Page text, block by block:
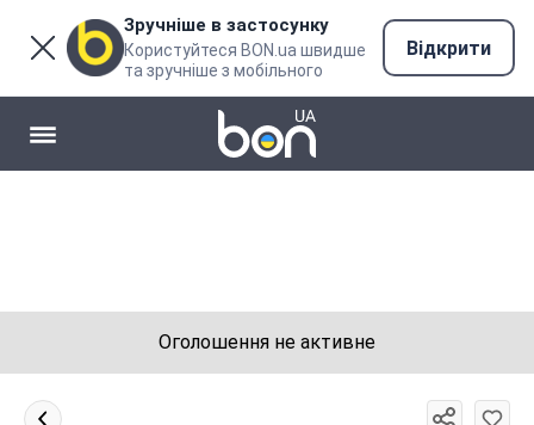
Зручніше в застосунку
Користуйтеся BON.ua швидше
та зручніше з мобільного
Відкрити
Оголошення не активне